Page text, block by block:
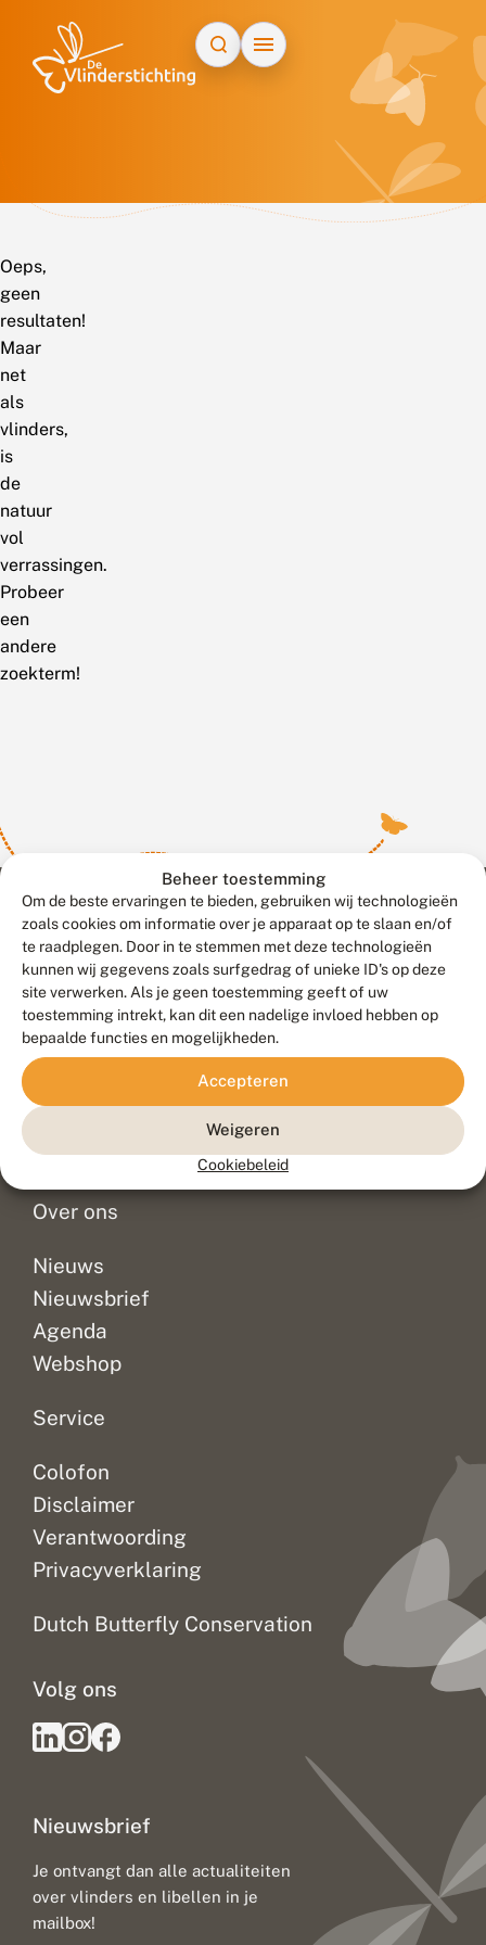
Beheer toestemming
Om de beste ervaringen te bieden, gebruiken wij technologieën
zoals cookies om informatie over je apparaat op te slaan en/of
te raadplegen. Door in te stemmen met deze technologieën
kunnen wij gegevens zoals surfgedrag of unieke ID's op deze
site verwerken. Als je geen toestemming geeft of uw
toestemming intrekt, kan dit een nadelige invloed hebben op
bepaalde functies en mogelijkheden.
Accepteren
Weigeren
Cookiebeleid
Oeps,
geen
resultaten!
Maar
net
als
vlinders,
is
de
natuur
vol
verrassingen.
Probeer
een
andere
zoekterm!
Contact
Veelgestelde vragen
Doneer
Over ons
Nieuws
Nieuwsbrief
Agenda
Webshop
Service
Colofon
Disclaimer
Verantwoording
Privacyverklaring
Dutch Butterfly Conservation
Nieuwsbrief
Je ontvangt dan alle actualiteiten
over vlinders en libellen in je
mailbox!
Volg ons
Meld waarnemingen© 2026 Vlinderstichting
Duurzaam ontwikkeld door
Go2People
, ontworpen door
Blue Field Agency
Privacy
Disclaimer
Sitemap